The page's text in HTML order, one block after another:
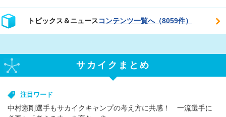
トピックス＆ニュースコンテンツ一覧へ（8059件）
サカイクまとめ
注目ワード
中村憲剛選手もサカイクキャンプの考え方に共感！ 一流選手に